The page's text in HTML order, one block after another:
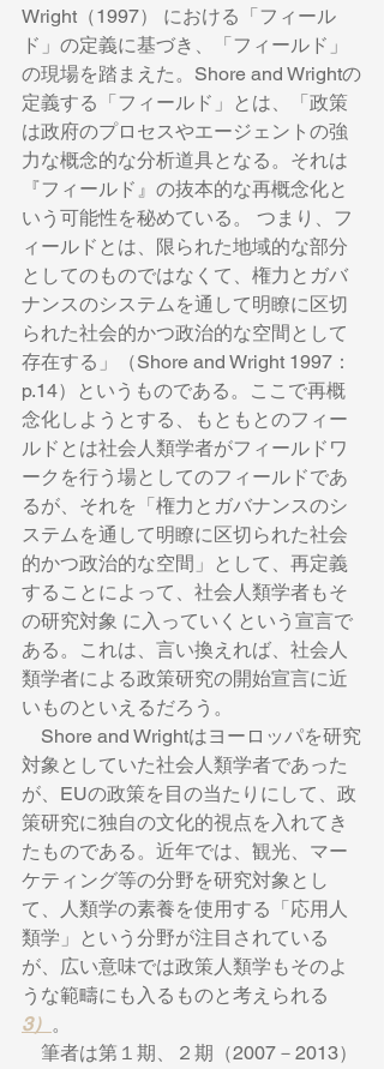
Wright（1997） における「フィール
ド」の定義に基づき、「フィールド」
の現場を踏まえた。Shore and Wrightの
定義する「フィールド」とは、「政策
は政府のプロセスやエージェントの強
力な概念的な分析道具となる。それは
『フィールド』の抜本的な再概念化と
いう可能性を秘めている。 つまり、フ
ィールドとは、限られた地域的な部分
としてのものではなくて、権力とガバ
ナンスのシステムを通して明瞭に区切
られた社会的かつ政治的な空間として
存在する」（Shore and Wright 1997：
p.14）というものである。ここで再概
念化しようとする、もともとのフィー
ルドとは社会人類学者がフィールドワ
ークを行う場としてのフィールドであ
るが、それを「権力とガバナンスのシ
ステムを通して明瞭に区切られた社会
的かつ政治的な空間」として、再定義
することによって、社会人類学者もそ
の研究対象 に入っていくという宣言で
ある。これは、言い換えれば、社会人
類学者による政策研究の開始宣言に近
いものといえるだろう。
Shore and Wrightはヨーロッパを研究
対象としていた社会人類学者であった
が、EUの政策を目の当たりにして、政
策研究に独自の文化的視点を入れてき
たものである。近年では、観光、マー
ケティング等の分野を研究対象とし
て、人類学の素養を使用する「応用人
類学」という分野が注目されている
が、広い意味では政策人類学もそのよ
うな範疇にも入るものと考えられる
3） 。
筆者は第１期、２期（2007－2013）